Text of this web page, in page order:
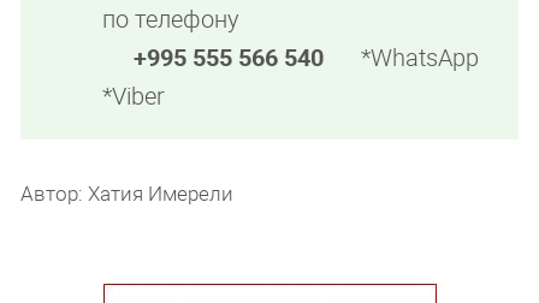
по телефону
+995 555 566 540
*WhatsApp
*Viber
Автор: Хатия Имерели